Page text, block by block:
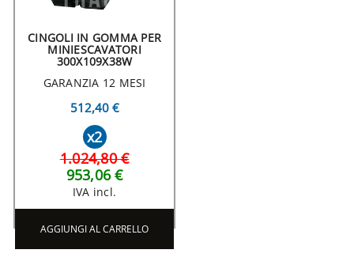
CINGOLI IN GOMMA PER
MINIESCAVATORI
300X109X38W
GARANZIA 12 MESI
512,40 €
x2
1.024,80 €
953,06 €
IVA incl.
AGGIUNGI AL CARRELLO